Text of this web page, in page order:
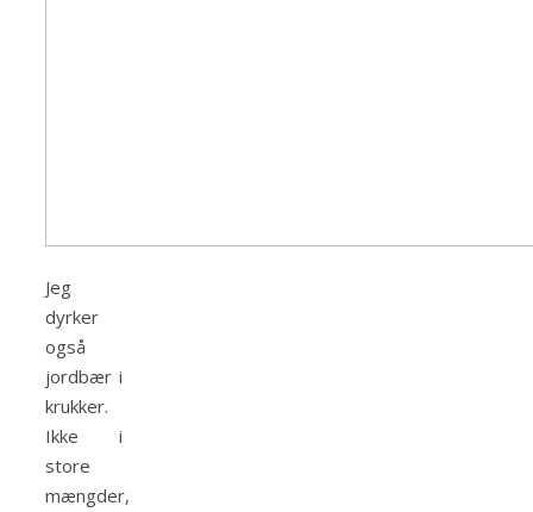
Jeg
dyrker
også
jordbær i
krukker.
Ikke i
store
mængder,